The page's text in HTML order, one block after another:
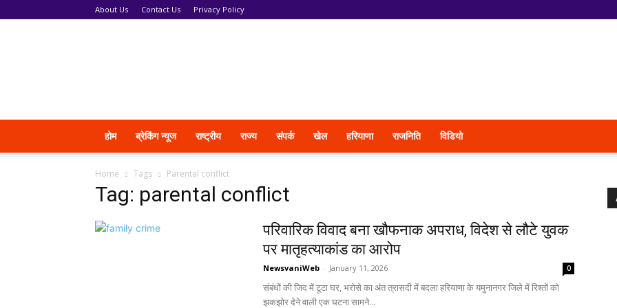
About Us Contact Us Privacy Policy
होम ब्रेकिंग न्यूज राष्ट्रीय राज्य संपर्क खेल हरियाणा राजनिति विडियो
Home Tags Parental conflict
Tag: parental conflict
परिवारिक विवाद बना खौफनाक अपराध, विदेश से लौटे युवक
पर मातृहत्याकांड का आरोप
NewsvaniWeb - January 11, 2026 0
संबंधों की जिद में टूटा घर, भरोसे का अंत त्रासदी में बदला हरियाणा के यमुनानगर जिले में रिश्तों को
झकझोर देने वाली एक घटना सामने...